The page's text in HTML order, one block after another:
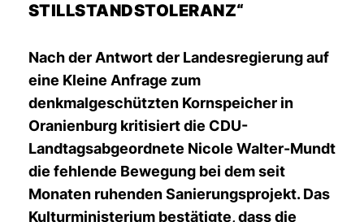
STILLSTANDSTOLERANZ“
Nach der Antwort der Landesregierung auf
eine Kleine Anfrage zum
denkmalgeschützten Kornspeicher in
Oranienburg kritisiert die CDU-
Landtagsabgeordnete Nicole Walter-Mundt
die fehlende Bewegung bei dem seit
Monaten ruhenden Sanierungsprojekt. Das
Kulturministerium bestätigte, dass die